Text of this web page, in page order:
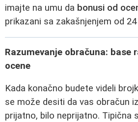
imajte na umu da bonusi od
prikazani sa zakašnjenjem od
Razumevanje obračuna: base
ocene
Kada konačno budete videli
se može desiti da vas obračun
prijatno, bilo neprijatno. Tipična